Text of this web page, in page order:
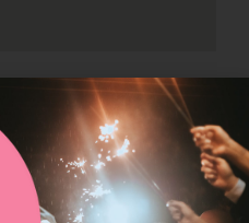
op met